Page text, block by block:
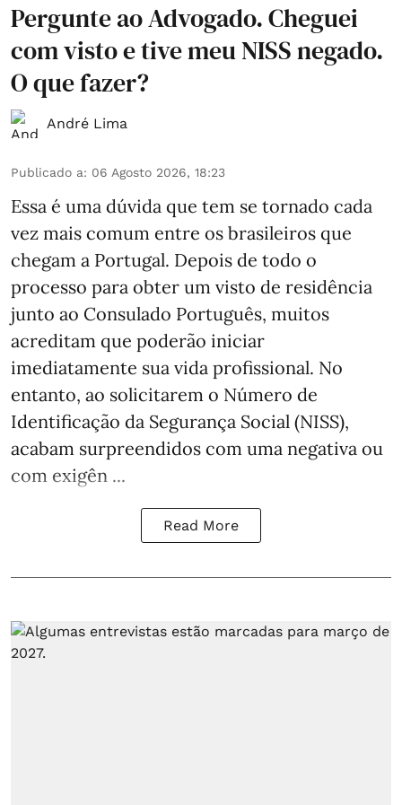
Pergunte ao Advogado. Cheguei
com visto e tive meu NISS negado.
O que fazer?
André Lima
Publicado a: 06 Agosto 2026, 18:23
Essa é uma dúvida que tem se tornado cada
vez mais comum entre os brasileiros que
chegam a Portugal. Depois de todo o
processo para obter um visto de residência
junto ao Consulado Português, muitos
acreditam que poderão iniciar
imediatamente sua vida profissional. No
entanto, ao solicitarem o Número de
Identificação da Segurança Social (NISS),
acabam surpreendidos com uma negativa ou
com exigên ...
Read More